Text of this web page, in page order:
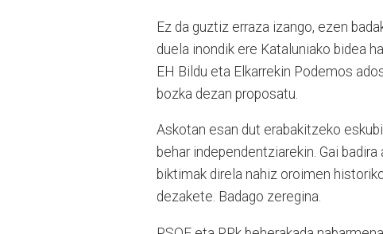
Ez da guztiz erraza izango, ezen
duela inondik ere Kataluniako bidea
EH Bildu eta Elkarrekin Podemos
bozka dezan proposatu.
Askotan esan dut erabakitzeko
behar independentziarekin. Gai
biktimak direla nahiz oroimen
dezakete. Badago zeregina.